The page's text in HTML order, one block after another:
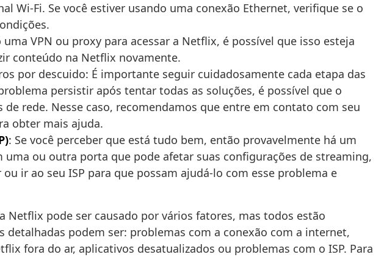
Wi-Fi. Se você estiver usando uma conexão Ethernet, verifique se o
VPN ou proxy para acessar a Netflix, é possível que isso esteja
conteúdo na Netflix novamente.
por descuido: É importante seguir cuidadosamente cada etapa das
persistir após tentar todas as soluções, é possível que o
rede. Nesse caso, recomendamos que entre em contato com seu
obter mais ajuda.
: Se você perceber que está tudo bem, então provavelmente há um
uma ou outra porta que pode afetar suas configurações de streaming,
ir ao seu ISP para que possam ajudá-lo com esse problema e
Netflix pode ser causado por vários fatores, mas todos estão
detalhadas podem ser: problemas com a conexão com a internet,
fora do ar, aplicativos desatualizados ou problemas com o ISP. Para